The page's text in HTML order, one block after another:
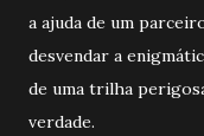
a ajuda de um
desvendar a
de uma trilha
verdade.